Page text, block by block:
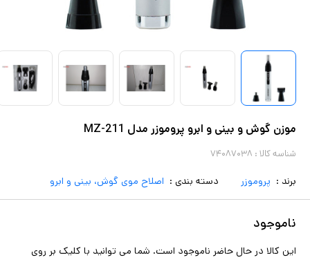
موزن گوش و بینی و ابرو پروموزر مدل MZ-211
شناسه کالا : ۷۴۰۸۷۰۳۸
برند : پروموزر دسته بندی : اصلاح موی گوش، بینی و ابرو
ناموجود
این کالا در حال حاضر ناموجود است. شما می توانید با کلیک بر روی